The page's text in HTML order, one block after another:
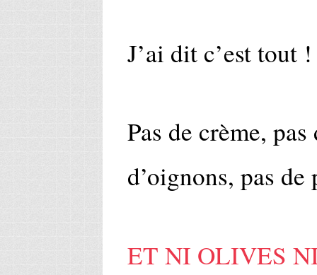
J’ai dit c’est tout
Pas de crème,
d’oignons, pas de
ET NI OLIVES